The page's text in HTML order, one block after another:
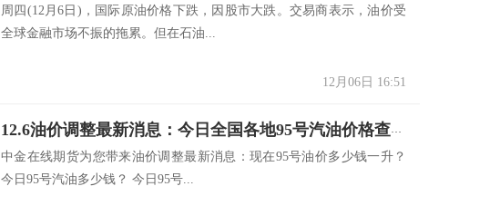
周四(12月6日)，国际原油价格下跌，因股市大跌。交易商表示，油价受
全球金融市场不振的拖累。但在石油...
12月06日 16:51
12.6油价调整最新消息：今日全国各地95号汽油价格查询一览
中金在线期货为您带来油价调整最新消息：现在95号油价多少钱一升？
今日95号汽油多少钱？ 今日95号...